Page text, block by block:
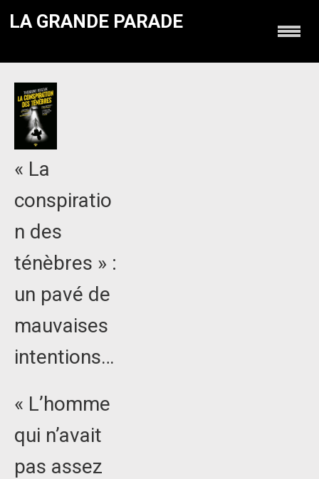
LA GRANDE PARADE
« La
conspiratio
n des
ténèbres » :
un pavé de
mauvaises
intentions…
« L’homme
qui n’avait
pas assez